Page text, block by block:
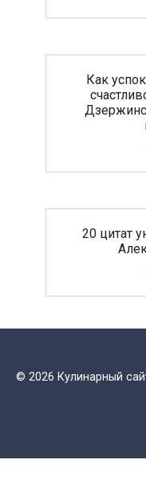
Как
20 цитат
© 2026 Кулинарный